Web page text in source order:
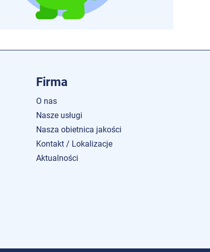
Firma
O nas
Nasze usługi
Nasza obietnica jakości
Kontakt / Lokalizacje
Aktualności